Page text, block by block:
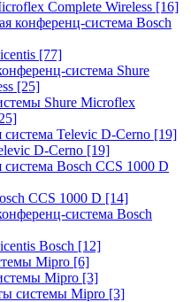
Complete Wireless [16]
конференц-система Bosch
[77]
система Shure
[25]
Shure Microflex
система Televic D-Cerno [19]
D-Cerno [19]
Bosch CCS 1000 D
CCS 1000 D [14]
система Bosch
Bosch [12]
Mipro [6]
Mipro [3]
системы Mipro [3]